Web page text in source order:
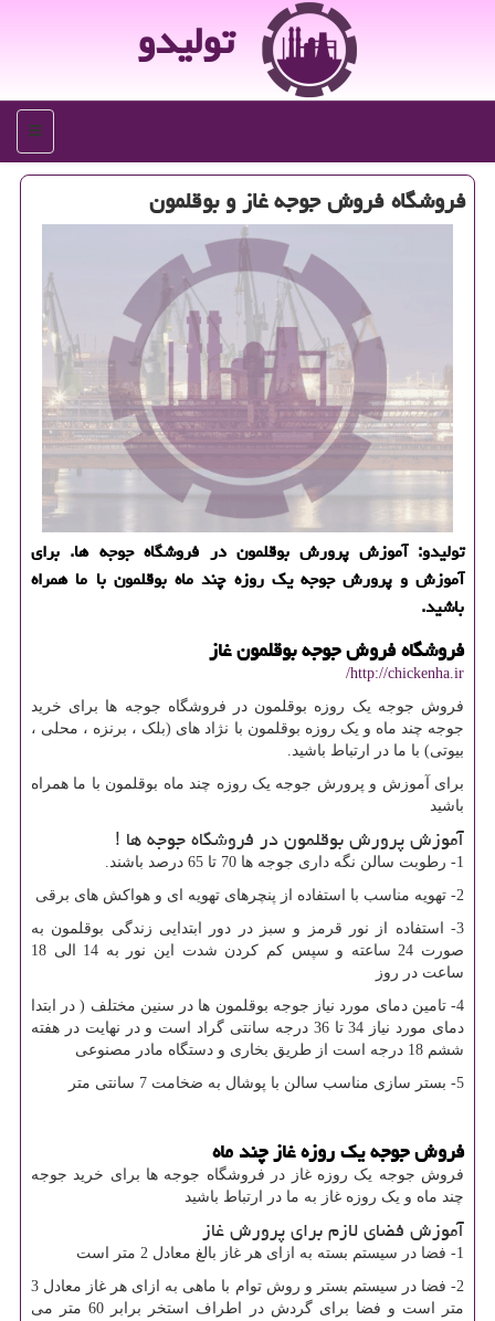
تولیدو
منو
فروشگاه فروش جوجه غاز و بوقلمون
تولیدو: آموزش پرورش بوقلمون در فروشگاه جوجه ها. برای
آموزش و پرورش جوجه یك روزه چند ماه بوقلمون با ما همراه
باشید.
فروشگاه فروش جوجه بوقلمون غاز
http://chickenha.ir/
فروش جوجه یک روزه بوقلمون در فروشگاه جوجه ها برای خرید
جوجه چند ماه و یک روزه بوقلمون با نژاد های (بلک ، برنزه ، محلی ،
بیوتی) با ما در ارتباط باشید.
برای آموزش و پرورش جوجه یک روزه چند ماه بوقلمون با ما همراه
باشید
آموزش پرورش بوقلمون در فروشگاه جوجه ها !
1- رطوبت سالن نگه داری جوجه ها 70 تا 65 درصد باشند.
2- تهویه مناسب با استفاده از پنچرهای تهویه ای و هواکش های برقی
3- استفاده از نور قرمز و سبز در دور ابتدایی زندگی بوقلمون به
صورت 24 ساعته و سپس کم کردن شدت این نور به 14 الی 18
ساعت در روز
4- تامین دمای مورد نیاز جوجه بوقلمون ها در سنین مختلف ( در ابتدا
دمای مورد نیاز 34 تا 36 درجه سانتی گراد است و در نهایت در هفته
ششم 18 درجه است از طریق بخاری و دستگاه مادر مصنوعی
5- بستر سازی مناسب سالن با پوشال به ضخامت 7 سانتی متر
فروش جوجه یک روزه غاز چند ماه
فروش جوجه یک روزه غاز در فروشگاه جوجه ها برای خرید جوجه
چند ماه و یک روزه غاز به ما در ارتباط باشید
آموزش فضای لازم برای پرورش غاز
1- فضا در سیستم بسته به ازای هر غاز بالغ معادل 2 متر است
2- فضا در سیستم بستر و روش توام با ماهی به ازای هر غاز معادل 3
متر است و فضا برای گردش در اطراف استخر برابر 60 متر می